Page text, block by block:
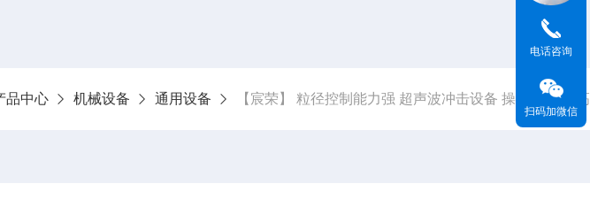
品中心 机械设备 通用设备 【宸荣】 粒径控制能力强 超声波冲击设备 操作方便 提
电话咨询
扫码加微信